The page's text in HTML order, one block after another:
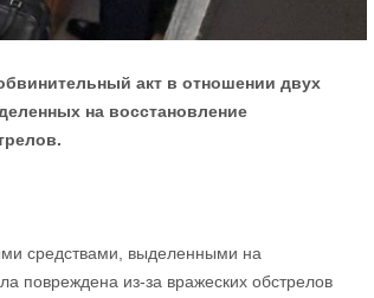
акт в отношении двух
на восстановление
средствами, выделенными на
повреждена из-за вражеских обстрелов